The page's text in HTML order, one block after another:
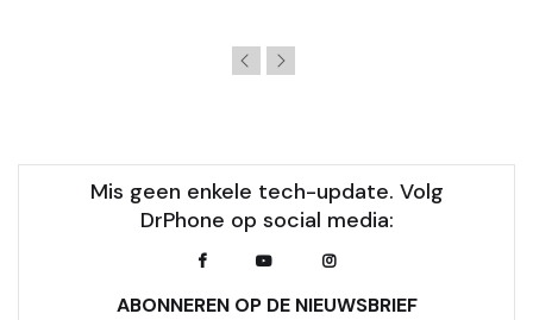
Mis geen enkele tech-update. Volg
DrPhone op social media:
ABONNEREN OP DE NIEUWSBRIEF